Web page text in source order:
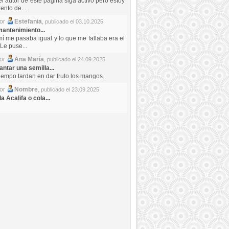
de...
Estefania, publicado el 03.10.2025
me pasaba igual y lo que me fallaba era el
puse...
Ana María, publicado el 24.09.2025
una semilla...
tardan en dar fruto los mangos.
Nombre, publicado el 23.09.2025
Acalifa o cola...